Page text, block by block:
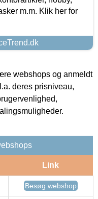
m.m. Klik her for
webshops og anmeldt
deres prisniveau,
Link
Besøg webshop